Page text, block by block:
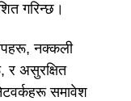
गरिन्छ।
नक्कली
असुरक्षित
समावेश